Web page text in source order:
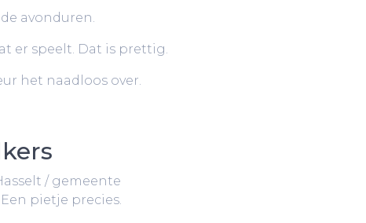
avonduren.
er speelt. Dat is prettig.
het naadloos over.
/ gemeente
pietje precies.